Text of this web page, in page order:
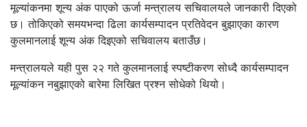
मूल्यांकनमा शून्य अंक पाएको ऊर्जा मन्त्रालय सचिवालयले जानकारी दिएको
छ। तोकिएको समयभन्दा ढिला कार्यसम्पादन प्रतिवेदन बुझाएका कारण
कुलमानलाई शून्य अंक दिइएको सचिवालय बताउँछ।
मन्त्रालयले यही पुस २२ गते कुलमानलाई स्पष्टीकरण सोध्दै कार्यसम्पादन
मूल्यांकन नबुझाएको बारेमा लिखित प्रश्न सोधेको थियो।